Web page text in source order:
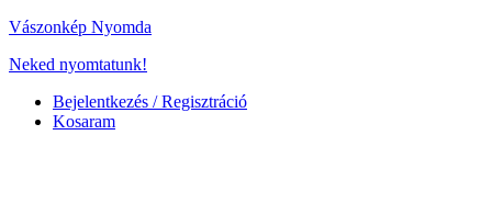
Vászonkép Nyomda
Neked nyomtatunk!
Bejelentkezés / Regisztráció
Kosaram